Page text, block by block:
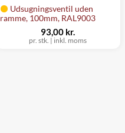
Udsugningsventil uden
ramme, 100mm, RAL9003
pr. stk. | inkl. moms
93,00 kr.